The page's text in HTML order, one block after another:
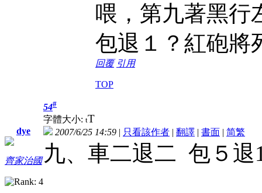
喂，第九著黑行
包退１？紅砲將
回覆 引用
TOP
dye
齊家治國
54#
字體大小: tT
2007/6/25 14:59 | 只看該作者 | 翻譯 | 書面 | 简繁
九、車二退二 包５退